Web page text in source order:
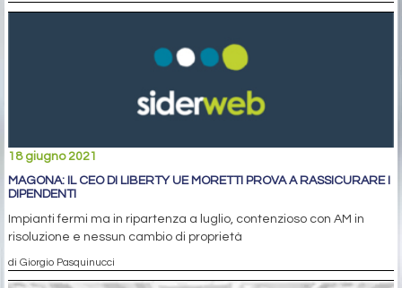
18 giugno 2021
MAGONA: IL CEO DI LIBERTY UE MORETTI PROVA A RASSICURARE I
DIPENDENTI
Impianti fermi ma in ripartenza a luglio, contenzioso con AM in
risoluzione e nessun cambio di proprietà
di Giorgio Pasquinucci